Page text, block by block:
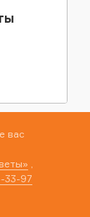
вас
33-97